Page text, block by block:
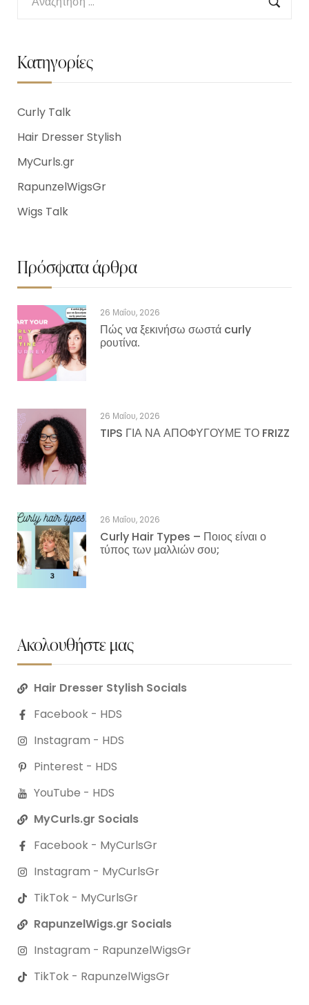
Κατηγορίες
Curly Talk
Hair Dresser Stylish
MyCurls.gr
RapunzelWigsGr
Wigs Talk
Πρόσφατα άρθρα
26 Μαΐου, 2026
Πώς να ξεκινήσω σωστά curly
ρουτίνα.
26 Μαΐου, 2026
TIPS ΓΙΑ ΝΑ ΑΠΟΦΥΓΟΥΜΕ ΤΟ FRIZZ
26 Μαΐου, 2026
Curly Hair Types – Ποιος είναι ο
τύπος των μαλλιών σου;
Ακολουθήστε μας
Hair Dresser Stylish Socials
Facebook - HDS
Instagram - HDS
Pinterest - HDS
YouTube - HDS
MyCurls.gr Socials
Facebook - MyCurlsGr
Instagram - MyCurlsGr
TikTok - MyCurlsGr
RapunzelWigs.gr Socials
Instagram - RapunzelWigsGr
TikTok - RapunzelWigsGr